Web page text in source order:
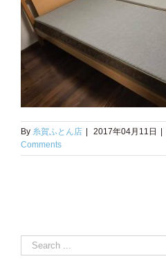
By 糸賀ふとん店 2017年04月11日
Comments